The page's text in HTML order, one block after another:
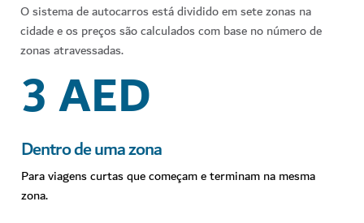
O sistema de autocarros está dividido em sete zonas na
cidade e os preços são calculados com base no número de
zonas atravessadas.
3 AED
Dentro de uma zona
Para viagens curtas que começam e terminam na mesma
zona.